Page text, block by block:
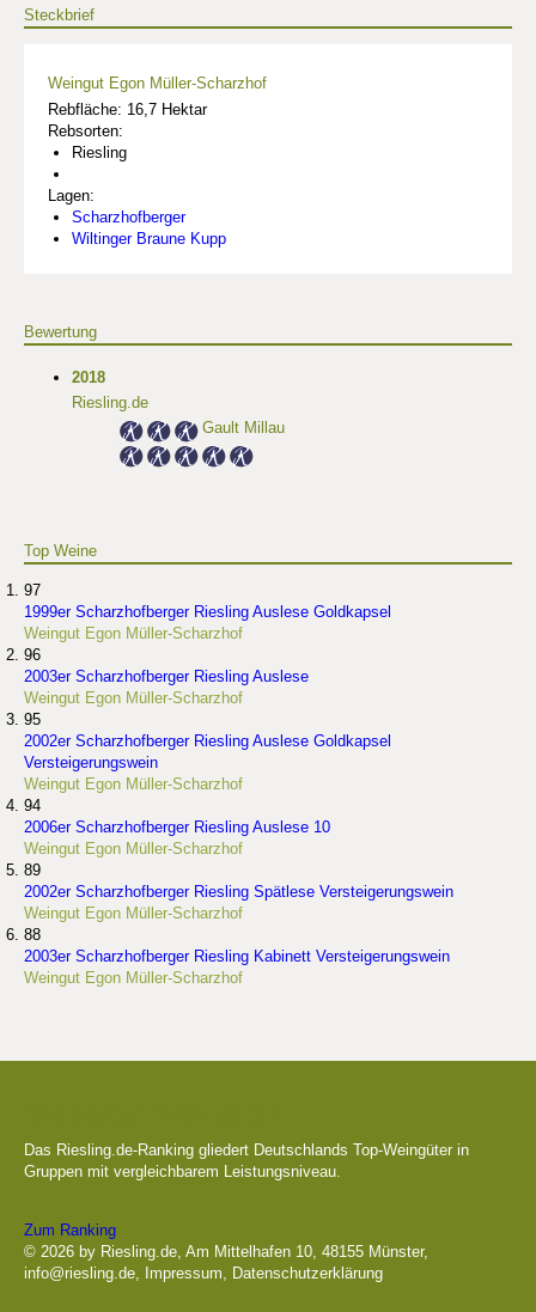
Steckbrief
Weingut Egon Müller-Scharzhof
Rebfläche: 16,7 Hektar
Rebsorten:
Riesling
Lagen:
Scharzhofberger
Wiltinger Braune Kupp
Bewertung
2018
Riesling.de
Gault Millau
Top Weine
97
1999er Scharzhofberger Riesling Auslese Goldkapsel
Weingut Egon Müller-Scharzhof
96
2003er Scharzhofberger Riesling Auslese
Weingut Egon Müller-Scharzhof
95
2002er Scharzhofberger Riesling Auslese Goldkapsel
Versteigerungswein
Weingut Egon Müller-Scharzhof
94
2006er Scharzhofberger Riesling Auslese 10
Weingut Egon Müller-Scharzhof
89
2002er Scharzhofberger Riesling Spätlese Versteigerungswein
Weingut Egon Müller-Scharzhof
88
2003er Scharzhofberger Riesling Kabinett Versteigerungswein
Weingut Egon Müller-Scharzhof
Das Riesling.de-Ranking gliedert Deutschlands Top-Weingüter in
Gruppen mit vergleichbarem Leistungsniveau.
Zum Ranking
© 2026 by Riesling.de, Am Mittelhafen 10, 48155 Münster,
info@riesling.de, Impressum, Datenschutzerklärung